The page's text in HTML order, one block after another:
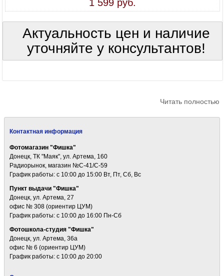
1 599 руб.
Актуальность цен и наличие
уточняйте у консультантов!
Читать полностью
Контактная информация
Фотомагазин "Фишка"
Донецк, ТК "Маяк", ул. Артема, 160
Радиорынок, магазин №С-41/С-59
График работы: c 10:00 до 15:00 Вт, Пт, Сб, Вс
Пункт выдачи "Фишка"
Донецк, ул. Артема, 27
офис № 308 (ориентир ЦУМ)
График работы: c 10:00 до 16:00 Пн-Сб
Фотошкола-студия "Фишка"
Донецк, ул. Артема, 36а
офис № 6 (ориентир ЦУМ)
График работы: c 10:00 до 20:00